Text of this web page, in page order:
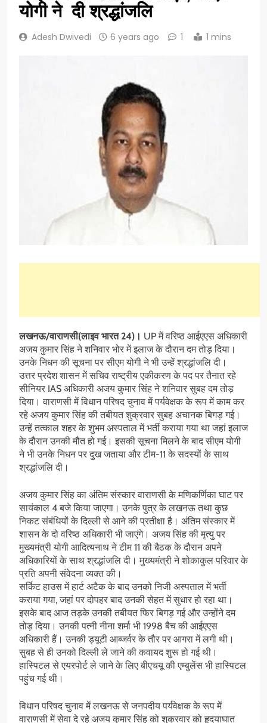
योगी ने दी श्रद्धांजलि
Adesh Dwivedi 6 years ago 1 1 mins
लखनऊ/वाराणसी(लाइव भारत 24)। UP में वरिष्ठ आईएएस अधिकारी
अजय कुमार सिंह ने शनिवार भोर में इलाज के दौरान दम तोड़ दिया।
उनके निधन की सूचना पर सीएम योगी ने भी उन्हें श्रद्धांजलि दी।
उत्तर प्रदेश शासन में सचिव राष्ट्रीय एकीकरण के पद पर तैनात रहे
सीनियर IAS अधिकारी अजय कुमार सिंह ने शनिवार सुबह दम तोड़
दिया। वाराणसी में विधान परिषद चुनाव में पर्यवेक्षक के रूप में काम कर
रहे अजय कुमार सिंह की तबीयत शुक्रवार सुबह अचानक बिगड़ गई।
उन्हें तत्काल शहर के शुभम अस्पताल में भर्ती कराया गया था जहां इलाज
के दौरान उनकी मौत हो गई। इसकी सूचना मिलने के बाद सीएम योगी
ने भी उनके निधन पर दुख जताया और टीम-11 के सदस्यों के साथ
श्रद्धांजलि दी।
अजय कुमार सिंह का अंतिम संस्कार वाराणसी के मणिकर्णिका घाट पर
सायंकाल 4 बजे किया जाएगा। उनके पुत्र के लखनऊ तथा कुछ
निकट संबंधियों के दिल्ली से आने की प्रतीक्षा है। अंतिम संस्कार में
शासन के दो वरिष्ठ अधिकारी भी जाएंगे। अजय सिंह की मृत्यु पर
मुख्यमंत्री योगी आदित्यनाथ ने टीम 11 की बैठक के दौरान अपने
अधिकारियों के साथ श्रद्धांजलि दी। मुख्यमंत्री ने शोकाकुल परिवार के
प्रति अपनी संवेदना व्यक्त की।
सर्किट हाउस में हार्ट अटैक के बाद उनको निजी अस्पताल में भर्ती
कराया गया, जहां पर दोपहर बाद उनकी सेहत में सुधार हो रहा था।
इसके बाद आज तड़के उनकी तबीयत फिर बिगड़ गई और उन्होंने दम
तोड़ दिया। उनकी पत्नी नीना शर्मा भी 1998 बैच की आईएएस
अधिकारी हैं। उनकी ड्यूटी आब्जर्वर के तौर पर आगरा में लगी थी।
सुबह से ही उनको दिल्ली ले जाने की कवायद शुरू हो गई थी।
हास्पिटल से एयरपोर्ट ले जाने के लिए बीएचयू की एम्बुलेंस भी हास्पिटल
पहुंच गई थी।
विधान परिषद चुनाव में लखनऊ से जनपदीय पर्यवेक्षक के रूप में
वाराणसी में सेवा दे रहे अजय कुमार सिंह को शुक्रवार को हृदयाघात